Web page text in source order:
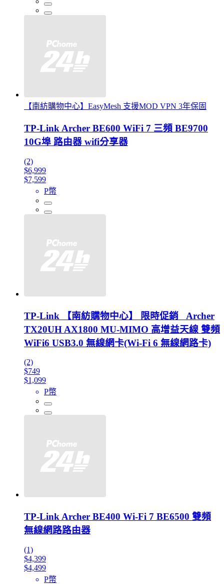
【南紡購物中心】EasyMesh 支援MOD VPN 3年保固
TP-Link Archer BE600 WiFi 7 三頻 BE9700
10G埠 路由器 wifi分享器
(2)
$6,999
$7,599
P幣
TP-Link 【南紡購物中心】 限時促銷 Archer
TX20UH AX1800 MU-MIMO 高增益天線 雙頻
WiFi6 USB3.0 無線網卡(Wi-Fi 6 無線網路卡)
(2)
$749
$1,099
P幣
TP-Link Archer BE400 Wi-Fi 7 BE6500 雙頻
無線網路路由器
(1)
$4,399
$4,499
P幣